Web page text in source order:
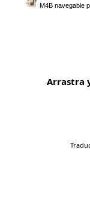
M4B navegable
Arrastra